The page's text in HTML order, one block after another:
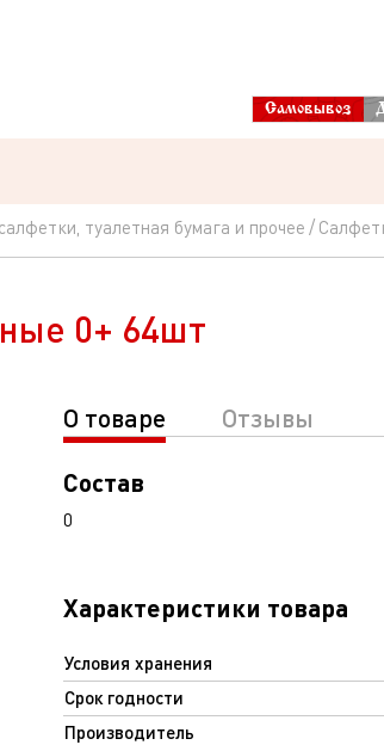
Самовывоз
туалетная бумага и прочее
0+ 64шт
О товаре
Отзывы
Состав
0
Характеристики товара
Условия хранения
Срок годности
Производитель